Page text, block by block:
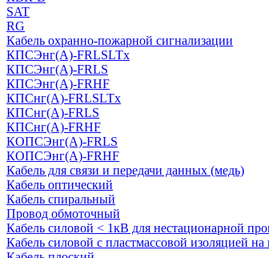
SAT
RG
Кабель охранно-пожарной сигнализации
КПСЭнг(А)-FRLSLTx
КПСЭнг(А)-FRLS
КПСЭнг(А)-FRHF
КПСнг(А)-FRLSLTx
КПСнг(А)-FRLS
КПСнг(А)-FRHF
КОПСЭнг(А)-FRLS
КОПСЭнг(А)-FRHF
Кабель для связи и передачи данных (медь)
Кабель оптический
Кабель спиральный
Провод обмоточный
Кабель силовой < 1кВ для нестационарной
Кабель силовой с пластмассовой изоляцией